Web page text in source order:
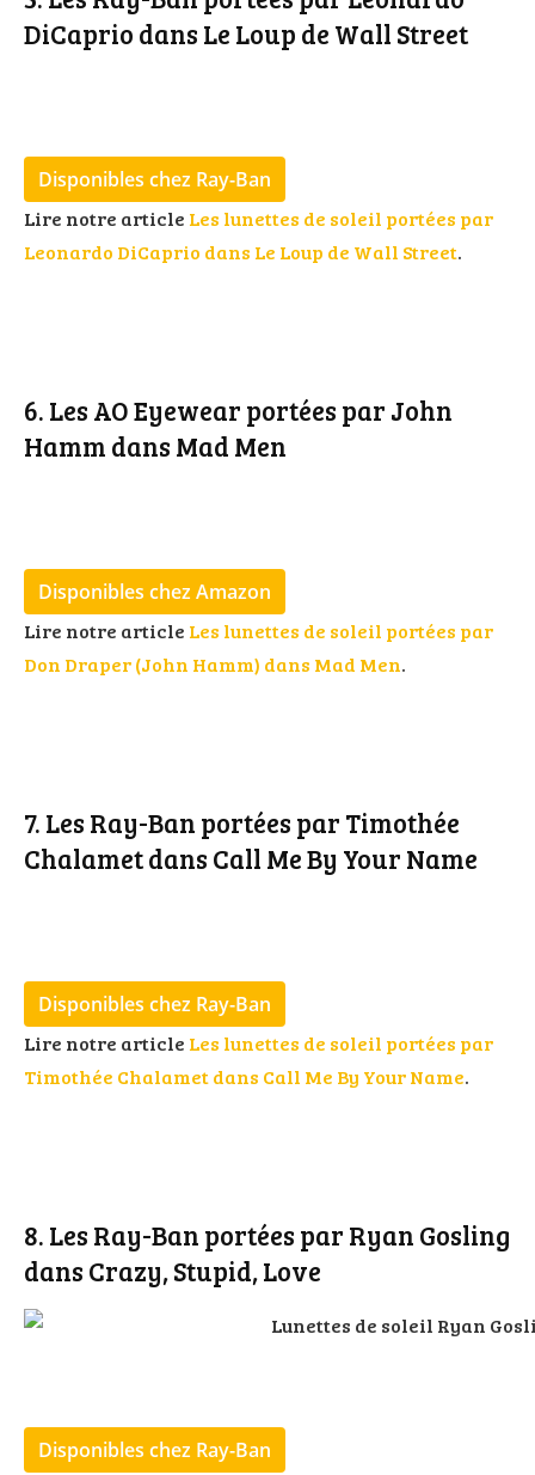
DiCaprio dans Le Loup de Wall Street
Disponibles chez Ray-Ban
Lire notre article Les lunettes de soleil portées par
Leonardo DiCaprio dans Le Loup de Wall Street.
6. Les AO Eyewear portées par John
Hamm dans Mad Men
Disponibles chez Amazon
Lire notre article Les lunettes de soleil portées par
Don Draper (John Hamm) dans Mad Men.
7. Les Ray-Ban portées par Timothée
Chalamet dans Call Me By Your Name
Disponibles chez Ray-Ban
Lire notre article Les lunettes de soleil portées par
Timothée Chalamet dans Call Me By Your Name.
8. Les Ray-Ban portées par Ryan Gosling
dans Crazy, Stupid, Love
Disponibles chez Ray-Ban